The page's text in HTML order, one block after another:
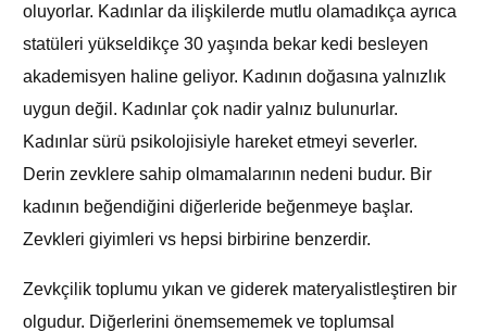
oluyorlar. Kadınlar da ilişkilerde mutlu olamadıkça ayrıca
statüleri yükseldikçe 30 yaşında bekar kedi besleyen
akademisyen haline geliyor. Kadının doğasına yalnızlık
uygun değil. Kadınlar çok nadir yalnız bulunurlar.
Kadınlar sürü psikolojisiyle hareket etmeyi severler.
Derin zevklere sahip olmamalarının nedeni budur. Bir
kadının beğendiğini diğerleride beğenmeye başlar.
Zevkleri giyimleri vs hepsi birbirine benzerdir.
Zevkçilik toplumu yıkan ve giderek materyalistleştiren bir
olgudur. Diğerlerini önemsememek ve toplumsal